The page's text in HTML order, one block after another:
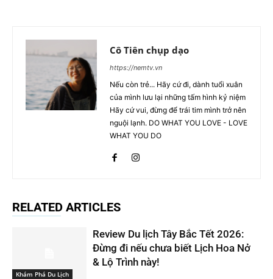
Cô Tiên chụp dạo
https://nemtv.vn
Nếu còn trẻ... Hãy cứ đi, dành tuổi xuân
của mình lưu lại những tấm hình kỷ niệm
Hãy cứ vui, đừng để trái tim mình trở nên
nguội lạnh. DO WHAT YOU LOVE - LOVE
WHAT YOU DO
RELATED ARTICLES
Khám Phá Du Lịch
Review Du lịch Tây Bắc Tết 2026:
Đừng đi nếu chưa biết Lịch Hoa Nở
& Lộ Trình này!